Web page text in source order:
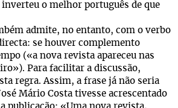
inverteu o melhor português de que
admite, no entanto, com o verbo
se houver complemento
(«a nova revista apareceu nas
Para facilitar a discussão,
regra. Assim, a frase já não seria
Mário Costa tivesse acrescentado